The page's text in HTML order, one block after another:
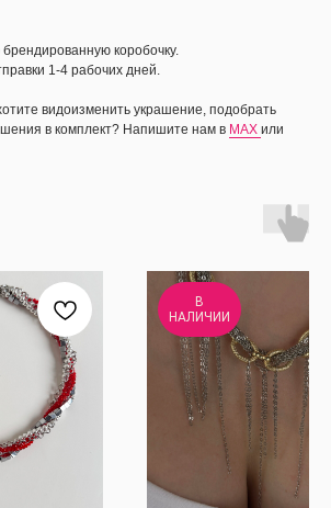
коробочку.
1-4 рабочих дней.
видоизменить украшение, подобрать
в комплект? Напишите нам в MAX или
В
НАЛИЧИИ